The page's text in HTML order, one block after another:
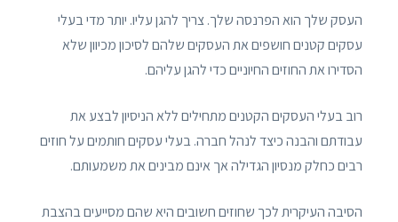
העסק שלך הוא הפרנסה שלך. צריך להגן עליו. יותר מדי בעלי
עסקים קטנים חושפים את העסקים שלהם לסיכון מכיוון שלא
הסדירו את החוזים החיוניים כדי להגן עליהם.
רוב בעלי העסקים הקטנים מתחילים ללא הניסיון לבצע את
עבודתם והבנה כיצד לנהל חברה. בעלי עסקים חותמים על חוזים
רבים כחלק מנסיון הגדילה אך אינם מבינים את משמעותם.
הסיבה העיקרית לכך שחוזים חשובים היא שהם מסייעים בהצבת